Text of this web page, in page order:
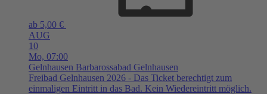
ab 5,00 €
AUG
10
Mo, 07:00
Gelnhausen Barbarossabad Gelnhausen
Freibad Gelnhausen 2026 - Das Ticket berechtigt zum
einmaligen Eintritt in das Bad. Kein Wiedereintritt möglich.